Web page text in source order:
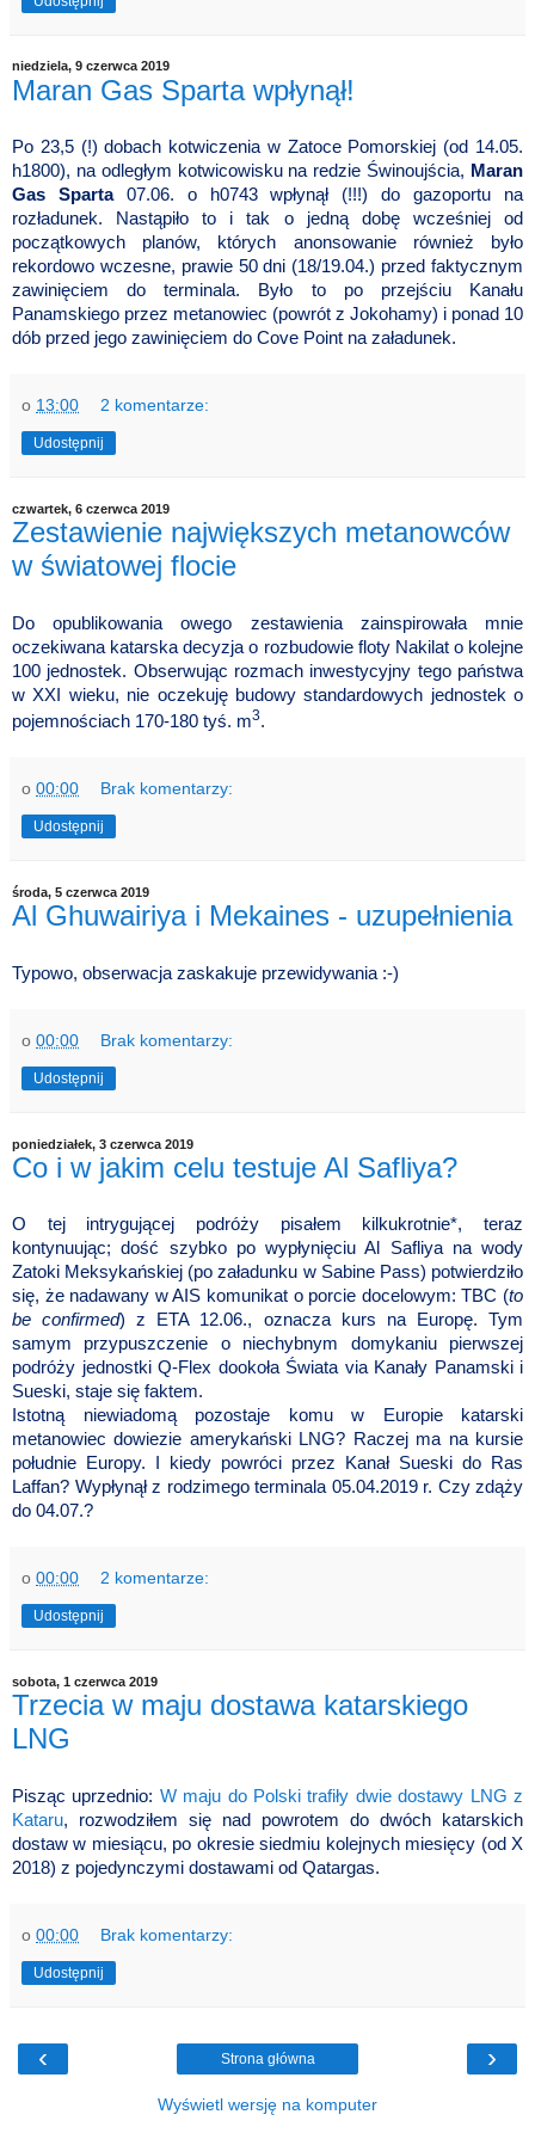
niedziela, 9 czerwca 2019
Maran Gas Sparta wpłynął!
Po 23,5 (!) dobach kotwiczenia w Zatoce Pomorskiej (od 14.05.
h1800), na odległym kotwicowisku na redzie Świnoujścia, Maran
Gas Sparta07.06. o h0743 wpłynął (!!!) do gazoportu na
rozładunek. Nastąpiło to i tak o jedną dobę wcześniej od
początkowych planów, których anonsowanie również było
rekordowo wczesne, prawie 50 dni (18/19.04.) przed faktycznym
zawinięciem do terminala. Było to po przejściu Kanału
Panamskiego przez metanowiec (powrót z Jokohamy) i ponad 10
dób przed jego zawinięciem do Cove Point na załadunek.
o 13:00 2 komentarze:
Udostępnij
czwartek, 6 czerwca 2019
Zestawienie największych metanowców
w światowej flocie
Do opublikowania owego zestawienia zainspirowała mnie
oczekiwana katarska decyzja o rozbudowie floty Nakilat o kolejne
100 jednostek. Obserwując rozmach inwestycyjny tego państwa
w XXI wieku, nie oczekuję budowy standardowych jednostek o
pojemnościach 170-180 tyś. m3.
o 00:00 Brak komentarzy:
Udostępnij
środa, 5 czerwca 2019
Al Ghuwairiya i Mekaines - uzupełnienia
Typowo, obserwacja zaskakuje przewidywania :-)
o 00:00 Brak komentarzy:
Udostępnij
poniedziałek, 3 czerwca 2019
Co i w jakim celu testuje Al Safliya?
O tej intrygującej podróży pisałem kilkukrotnie*, teraz
kontynuując; dość szybko po wypłynięciu Al Safliya na wody
Zatoki Meksykańskiej (po załadunku w Sabine Pass) potwierdziło
się, że nadawany w AIS komunikat o porcie docelowym: TBC (to
be confirmed) z ETA 12.06., oznacza kurs na Europę. Tym
samym przypuszczenie o niechybnym domykaniu pierwszej
podróży jednostki Q-Flex dookoła Świata via Kanały Panamski i
Sueski, staje się faktem.
Istotną niewiadomą pozostaje komu w Europie katarski
metanowiec dowiezie amerykański LNG? Raczej ma na kursie
południe Europy. I kiedy powróci przez Kanał Sueski do Ras
Laffan? Wypłynął z rodzimego terminala 05.04.2019 r. Czy zdąży
do 04.07.?
o 00:00 2 komentarze:
Udostępnij
sobota, 1 czerwca 2019
Trzecia w maju dostawa katarskiego
LNG
Pisząc uprzednio: W maju do Polski trafiły dwie dostawy LNG z
Kataru, rozwodziłem się nad powrotem do dwóch katarskich
dostaw w miesiącu, po okresie siedmiu kolejnych miesięcy (od X
2018) z pojedynczymi dostawami od Qatargas.
o 00:00 Brak komentarzy:
Udostępnij
‹ ›
Strona główna
Wyświetl wersję na komputer